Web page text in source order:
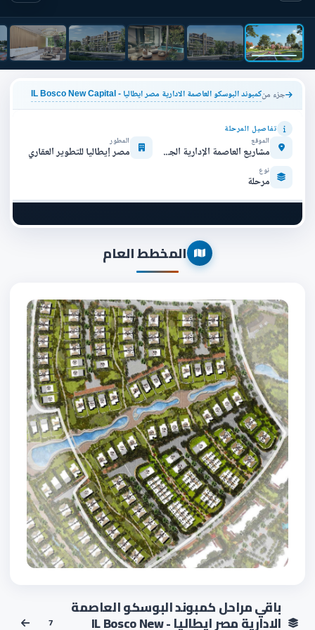
جزء منكمبوند البوسكو العاصمة الادارية مصر ايطاليا - IL Bosco New Capital
تفاصيل المرحلة
الموقع
مشاريع العاصمة الإدارية الجديدة
المطور
مصر إيطاليا للتطوير العقاري
نوع
مرحلة
المخطط العام
باقي مراحل كمبوند البوسكو العاصمة
الادارية مصر ايطاليا - IL Bosco New 7